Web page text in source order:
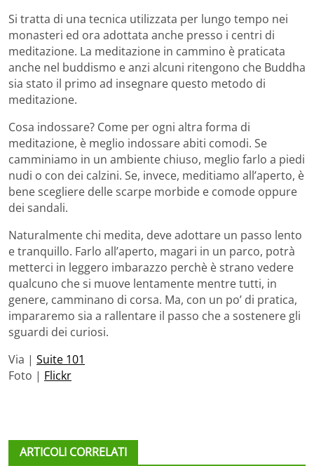
Si tratta di una tecnica utilizzata per lungo tempo nei
monasteri ed ora adottata anche presso i centri di
meditazione. La meditazione in cammino è praticata
anche nel buddismo e anzi alcuni ritengono che Buddha
sia stato il primo ad insegnare questo metodo di
meditazione.
Cosa indossare? Come per ogni altra forma di
meditazione, è meglio indossare abiti comodi. Se
camminiamo in un ambiente chiuso, meglio farlo a piedi
nudi o con dei calzini. Se, invece, meditiamo all’aperto, è
bene scegliere delle scarpe morbide e comode oppure
dei sandali.
Naturalmente chi medita, deve adottare un passo lento
e tranquillo. Farlo all’aperto, magari in un parco, potrà
metterci in leggero imbarazzo perchè è strano vedere
qualcuno che si muove lentamente mentre tutti, in
genere, camminano di corsa. Ma, con un po’ di pratica,
impararemo sia a rallentare il passo che a sostenere gli
sguardi dei curiosi.
Via | Suite 101
Foto | Flickr
ARTICOLI CORRELATI